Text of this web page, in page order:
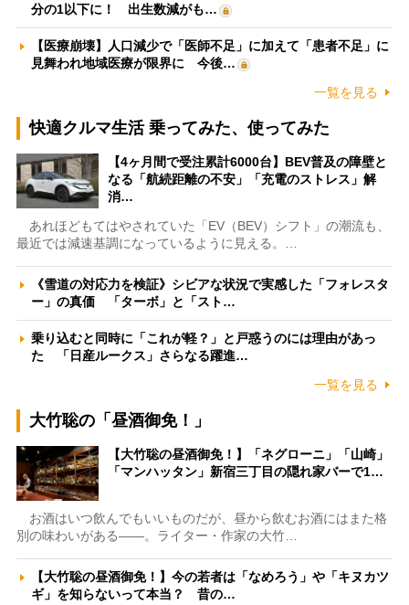
分の1以下に！ 出生数減がも…
【医療崩壊】人口減少で「医師不足」に加えて「患者不足」に
見舞われ地域医療が限界に 今後…
一覧を見る
快適クルマ生活 乗ってみた、使ってみた
【4ヶ月間で受注累計6000台】BEV普及の障壁と
なる「航続距離の不安」「充電のストレス」解
消…
あれほどもてはやされていた「EV（BEV）シフト」の潮流も、
最近では減速基調になっているように見える。…
《雪道の対応力を検証》シビアな状況で実感した「フォレスタ
ー」の真価 「ターボ」と「スト…
乗り込むと同時に「これが軽？」と戸惑うのには理由があっ
た 「日産ルークス」さらなる躍進…
一覧を見る
大竹聡の「昼酒御免！」
【大竹聡の昼酒御免！】「ネグローニ」「山崎」
「マンハッタン」新宿三丁目の隠れ家バーで1…
お酒はいつ飲んでもいいものだが、昼から飲むお酒にはまた格
別の味わいがある――。ライター・作家の大竹…
【大竹聡の昼酒御免！】今の若者は「なめろう」や「キヌカツ
ギ」を知らないって本当？ 昔の…